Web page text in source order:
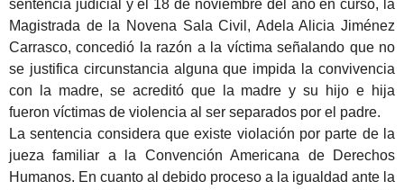
sentencia judicial y el 18 de noviembre del año en curso, la
Magistrada de la Novena Sala Civil, Adela Alicia Jiménez
Carrasco, concedió la razón a la víctima señalando que no
se justifica circunstancia alguna que impida la convivencia
con la madre, se acreditó que la madre y su hijo e hija
fueron víctimas de violencia al ser separados por el padre.
La sentencia considera que existe violación por parte de la
jueza familiar a la Convención Americana de Derechos
Humanos. En cuanto al debido proceso a la igualdad ante la